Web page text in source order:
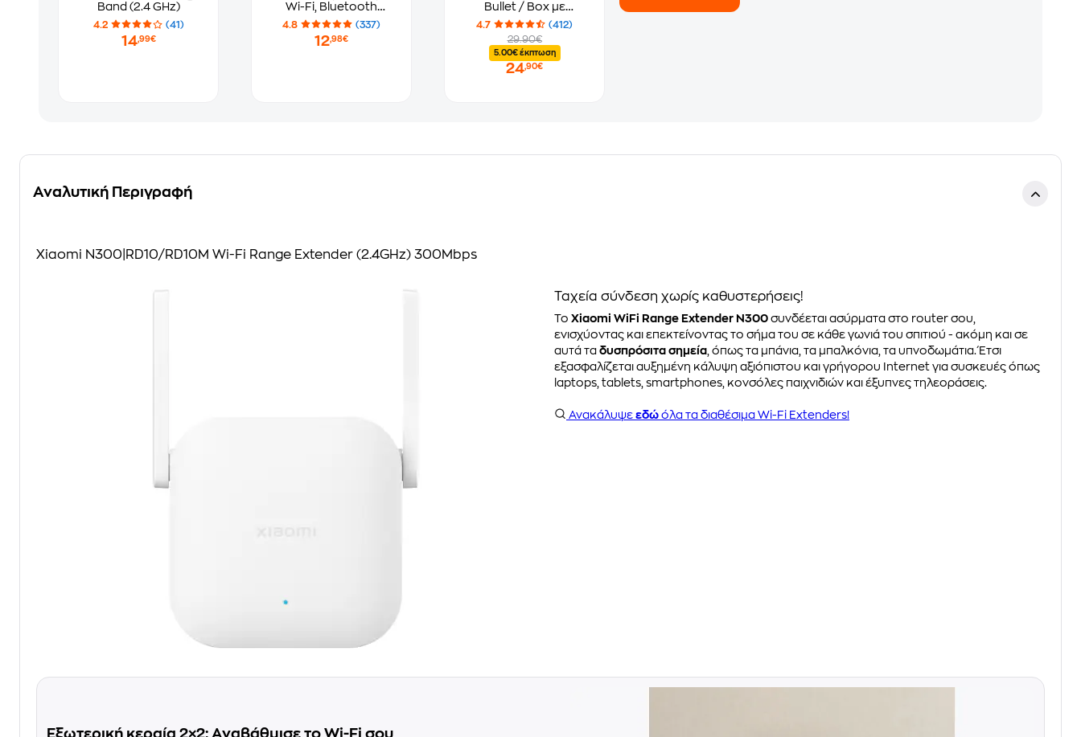
Band (2.4 GHz)
4.2 (41)
14,99€
Wi-Fi, Bluetooth
3680W
4.8 (337)
12,98€
Bullet / Box με
Λειτουργία Pan & Tilt
4.7
(412)
29.90€
5.00€ έκπτωση
24,90€
Αναλυτική Περιγραφή
Xiaomi N300|RD10/RD10M Wi-Fi Range Extender (2.4GHz) 300Mbps
Ταχεία σύνδεση χωρίς καθυστερήσεις!
Το Xiaomi WiFi Range Extender N300 συνδέεται ασύρματα στο router σου,
ενισχύοντας και επεκτείνοντας το σήμα του σε κάθε γωνιά του σπιτιού - ακόμη και σε
αυτά τα δυσπρόσιτα σημεία , όπως τα μπάνια, τα μπαλκόνια, τα υπνοδωμάτια. Έτσι
εξασφαλίζεται αυξημένη κάλυψη αξιόπιστου και γρήγορου Internet για συσκευές όπως
laptops, tablets, smartphones, κονσόλες παιχνιδιών και έξυπνες τηλεοράσεις.
Ανακάλυψε εδώ όλα τα διαθέσιμα Wi-Fi Extenders!
Εξωτερική κεραία 2×2: Αναβάθμισε το Wi-Fi σου